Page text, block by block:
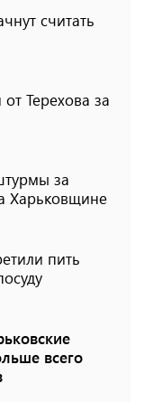
считать
Терехова за
за
Харьковщине
пить
всего